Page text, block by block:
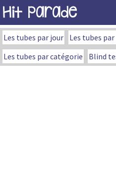
Hit Parade
Les tubes par jour Les tubes
Les tubes par catégorie
Blind